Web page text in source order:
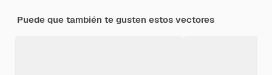
Puede que también te gusten estos vectores